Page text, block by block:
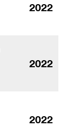
2022
2022
2022